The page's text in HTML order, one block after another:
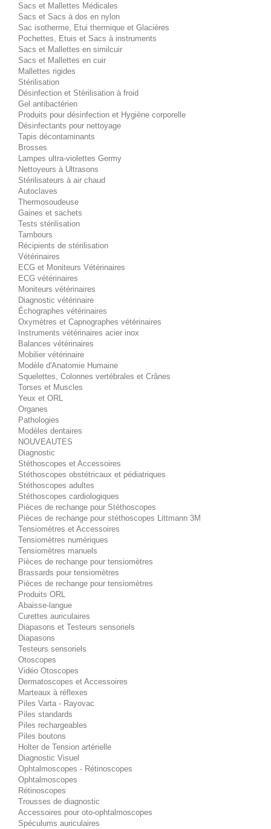
Sacs et Mallettes Médicales
Sacs et Sacs à dos en nylon
Sac isotherme, Etui thermique et Glacières
Pochettes, Etuis et Sacs à instruments
Sacs et Mallettes en similcuir
Sacs et Mallettes en cuir
Mallettes rigides
Stérilisation
Désinfection et Stérilisation à froid
Gel antibactérien
Produits pour désinfection et Hygiène corporelle
Désinfectants pour nettoyage
Tapis décontaminants
Brosses
Lampes ultra-violettes Germy
Nettoyeurs à Ultrasons
Stérilisateurs à air chaud
Autoclaves
Thermosoudeuse
Gaines et sachets
Tests stérilisation
Tambours
Récipients de stérilisation
Vétérinaires
ECG et Moniteurs Vétérinaires
ECG vétérinaires
Moniteurs vétérinaires
Diagnostic vétérinaire
Échographes vétérinaires
Oxymètres et Capnographes vétérinaires
Instruments vétérinaires acier inox
Balances vétérinaires
Mobilier vétérinaire
Modèle d'Anatomie Humaine
Squelettes, Colonnes vertébrales et Crânes
Torses et Muscles
Yeux et ORL
Organes
Pathologies
Modèles dentaires
NOUVEAUTES
Diagnostic
Stéthoscopes et Accessoires
Stéthoscopes obstétricaux et pédiatriques
Stéthoscopes adultes
Stéthoscopes cardiologiques
Pièces de rechange pour Stéthoscopes
Pièces de rechange pour stéthoscopes Littmann 3M
Tensiomètres et Accessoires
Tensiomètres numériques
Tensiomètres manuels
Pièces de rechange pour tensiomètres
Brassards pour tensiomètres
Pièces de rechange pour tensiomètres
Produits ORL
Abaisse-langue
Curettes auriculaires
Diapasons et Testeurs sensoriels
Diapasons
Testeurs sensoriels
Otoscopes
Vidéo Otoscopes
Dermatoscopes et Accessoires
Marteaux à réflexes
Piles Varta - Rayovac
Piles standards
Piles rechargeables
Piles boutons
Holter de Tension artérielle
Diagnostic Visuel
Ophtalmoscopes - Rétinoscopes
Ophtalmoscopes
Rétinoscopes
Trousses de diagnostic
Accessoires pour oto-ophtalmoscopes
Spéculums auriculaires